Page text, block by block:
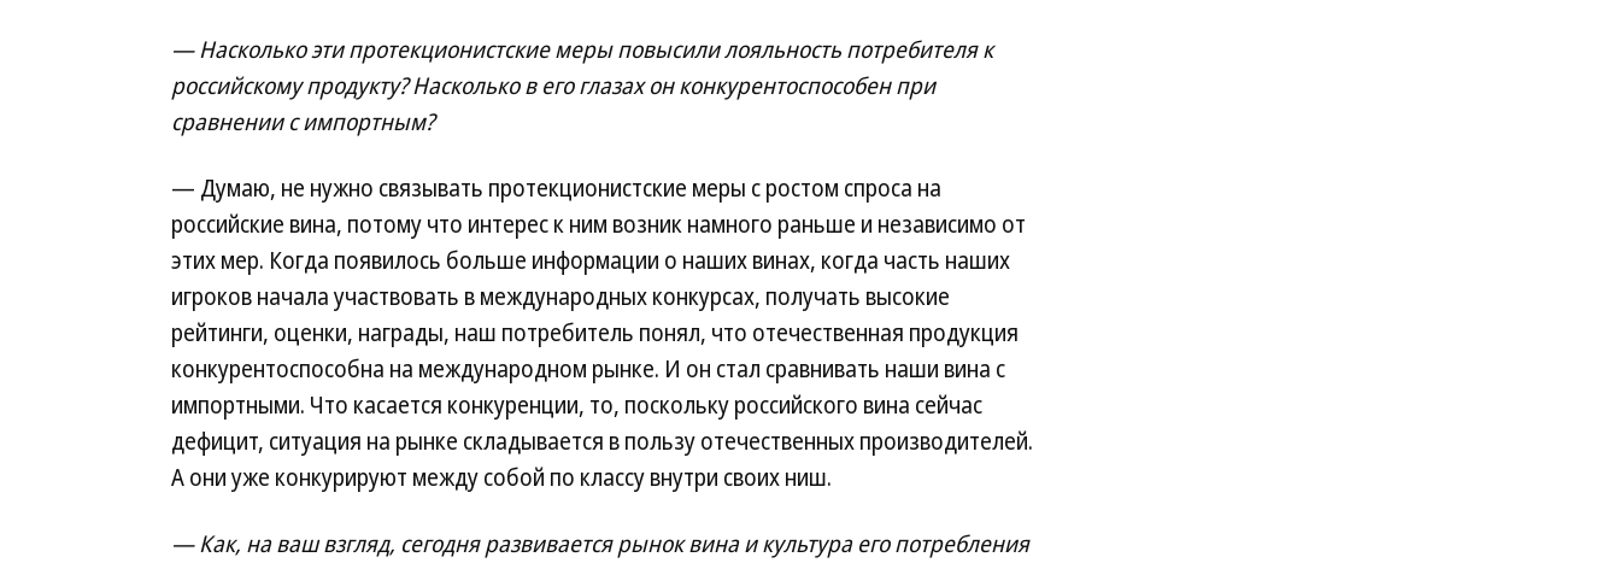
— Насколько эти протекционистские меры повысили лояльность потребителя к
российскому продукту? Насколько в его глазах он конкурентоспособен при
сравнении с импортным?
— Думаю, не нужно связывать протекционистские меры с ростом спроса на
российские вина, потому что интерес к ним возник намного раньше и независимо от
этих мер. Когда появилось больше информации о наших винах, когда часть наших
игроков начала участвовать в международных конкурсах, получать высокие
рейтинги, оценки, награды, наш потребитель понял, что отечественная продукция
конкурентоспособна на международном рынке. И он стал сравнивать наши вина с
импортными. Что касается конкуренции, то, поскольку российского вина сейчас
дефицит, ситуация на рынке складывается в пользу отечественных производителей.
А они уже конкурируют между собой по классу внутри своих ниш.
— Как, на ваш взгляд, сегодня развивается рынок вина и культура его потребления